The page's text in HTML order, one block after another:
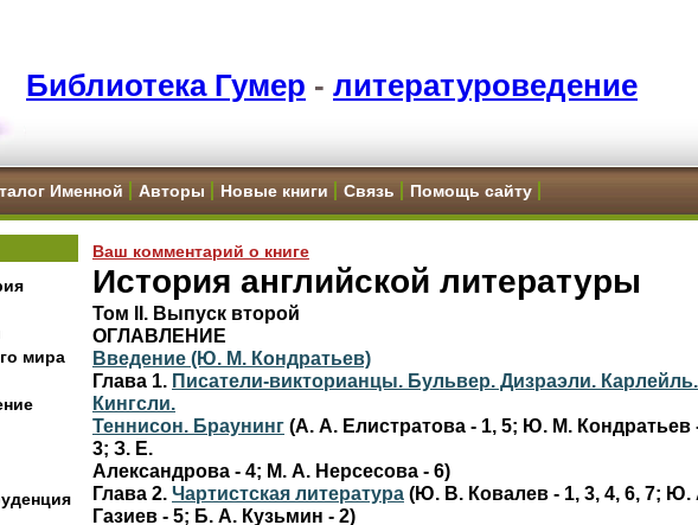
Библиотека Гумер - литературоведение
Именной Авторы Новые книги Связь Помощь сайту
мира
Ваш комментарий о книге
История английской литературы
Том II. Выпуск второй
ОГЛАВЛЕНИЕ
Введение (Ю. М. Кондратьев)
Глава 1. Писатели-викторианцы. Бульвер. Дизраэли. Карлейль.
Кингсли.
Теннисон. Браунинг (А. А. Елистратова - 1, 5; Ю. М. Кондратьев
3; З. Е.
Александрова - 4; М. А. Нерсесова - 6)
Глава 2. Чартистская литература (Ю. В. Ковалев - 1, 3, 4, 6, 7; Ю.
Газиев - 5; Б. А. Кузьмин - 2)